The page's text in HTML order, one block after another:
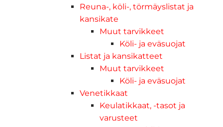
Reuna-, köli-, törmäyslistat ja
kansikate
Muut tarvikkeet
Köli- ja eväsuojat
Listat ja kansikatteet
Muut tarvikkeet
Köli- ja eväsuojat
Venetikkaat
Keulatikkaat, -tasot ja
varusteet